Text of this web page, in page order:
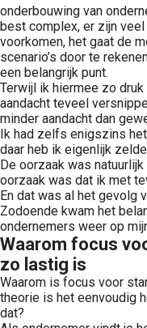
onderbouwing van
best complex, er zijn
voorkomen, het gaat de
scenario’s door te
een belangrijk punt.
Terwijl ik hiermee zo
aandacht teveel
minder aandacht dan
Ik had zelfs enigszins
daar heb ik eigenlijk
De oorzaak was
oorzaak was dat ik met
En dat was al het gevolg
Zodoende kwam het
ondernemers weer op
Waarom focus
zo lastig is
Waarom is focus voor
theorie is het eenvoudig
dat?